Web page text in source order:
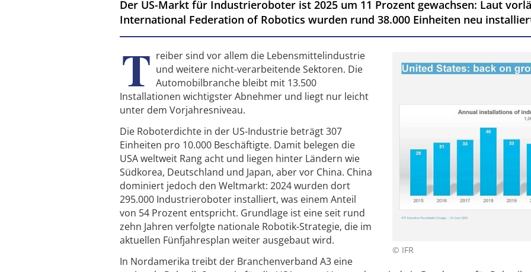
Der US-Markt für Industrieroboter ist 2025 um 11 Prozent gewachsen: Laut
International Federation of Robotics wurden rund 38.000 Einheiten neu
© IFR
T reiber sind vor allem die Lebensmittelindustrie
und weitere nicht-verarbeitende Sektoren. Die
Automobilbranche bleibt mit 13.500
Installationen wichtigster Abnehmer und liegt nur leicht
unter dem Vorjahresniveau.
Die Roboterdichte in der US-Industrie beträgt 307
Einheiten pro 10.000 Beschäftigte. Damit belegen die
USA weltweit Rang acht und liegen hinter Ländern wie
Südkorea, Deutschland und Japan, aber vor China. China
dominiert jedoch den Weltmarkt: 2024 wurden dort
295.000 Industrieroboter installiert, was einem Anteil
von 54 Prozent entspricht. Grundlage ist eine seit rund
zehn Jahren verfolgte nationale Robotik-Strategie, die im
aktuellen Fünfjahresplan weiter ausgebaut wird.
In Nordamerika treibt der Branchenverband A3 eine